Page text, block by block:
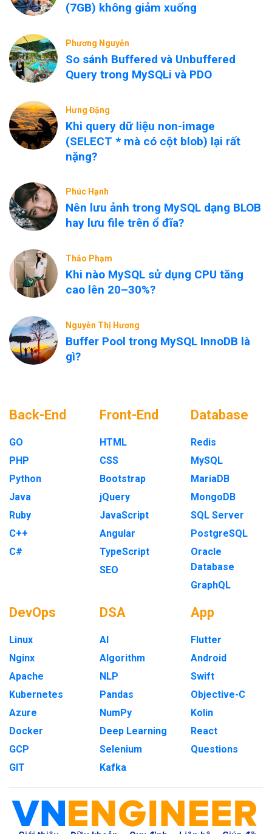
(7GB) không giảm xuống
Phương Nguyễn
So sánh Buffered và Unbuffered
Query trong MySQLi và PDO
Hưng Đặng
Khi query dữ liệu non-image
(SELECT * mà có cột blob) lại rất
nặng?
Phúc Hạnh
Nên lưu ảnh trong MySQL dạng BLOB
hay lưu file trên ổ đĩa?
Thảo Phạm
Khi nào MySQL sử dụng CPU tăng
cao lên 20–30%?
Nguyễn Thị Hương
Buffer Pool trong MySQL InnoDB là
gì?
Back-End
GO
PHP
Python
Java
Ruby
C++
C#
Front-End
HTML
CSS
Bootstrap
jQuery
JavaScript
Angular
TypeScript
SEO
Database
Redis
MySQL
MariaDB
MongoDB
SQL Server
PostgreSQL
Oracle
Database
GraphQL
DevOps
Linux
Nginx
Apache
Kubernetes
Azure
Docker
GCP
GIT
DSA
AI
Algorithm
NLP
Pandas
NumPy
Deep Learning
Selenium
Kafka
App
Flutter
Android
Swift
Objective-C
Kolin
React
Questions